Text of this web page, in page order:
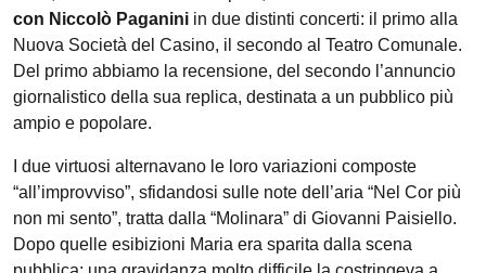
con Niccolò Paganini in due distinti concerti: il primo alla
Nuova Società del Casino, il secondo al Teatro Comunale.
Del primo abbiamo la recensione, del secondo l’annuncio
giornalistico della sua replica, destinata a un pubblico più
ampio e popolare.
I due virtuosi alternavano le loro variazioni composte
“all’improvviso”, sfidandosi sulle note dell’aria “Nel Cor più
non mi sento”, tratta dalla “Molinara” di Giovanni Paisiello.
Dopo quelle esibizioni Maria era sparita dalla scena